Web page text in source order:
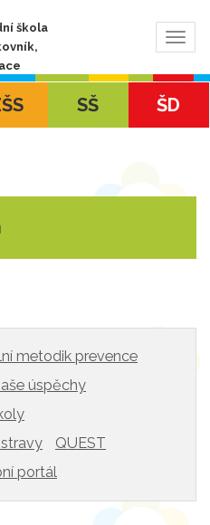
škola
SŠ ŠD
metodik prevence
úspěchy
QUEST
portál